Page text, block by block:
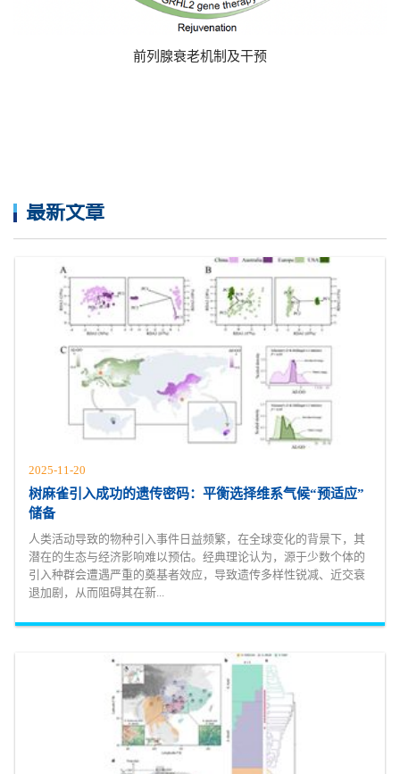
前列腺衰老机制及干预
最新文章
2025-11-20
树麻雀引入成功的遗传密码：平衡选择维系气候“预适应”
储备
人类活动导致的物种引入事件日益频繁，在全球变化的背景下，其
潜在的生态与经济影响难以预估。经典理论认为，源于少数个体的
引入种群会遭遇严重的奠基者效应，导致遗传多样性锐减、近交衰
退加剧，从而阻碍其在新...